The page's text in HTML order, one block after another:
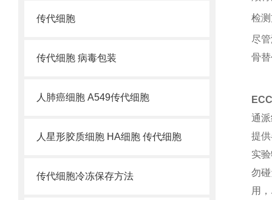
传代细胞
传代细胞 病毒包装
人肺癌细胞 A549传代细胞
人星形胶质细胞 HA细胞 传代细胞
传代细胞冷冻保存方法
检
尽
骨
通
提
实
勿
用